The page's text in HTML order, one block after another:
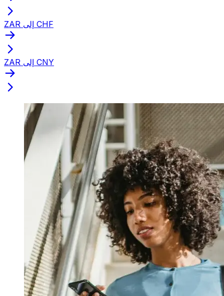
ZAR إلى CHF
ZAR إلى CNY